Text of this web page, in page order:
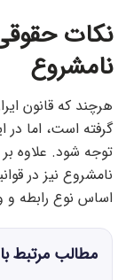
نکات
نامشروع
هرچند که قانون
گرفته است، اما در
توجه شود. علاوه
نامشروع نیز در
اساس نوع رابطه و
مطالب مرتبط